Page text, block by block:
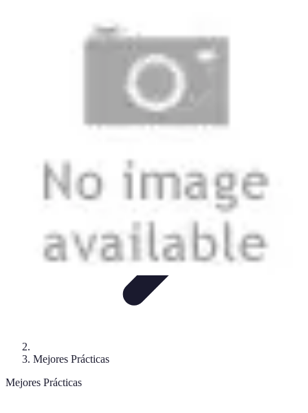
Plataformas de E-learningEstrategias de Aprendizaje
Educación VirtualHerramientas
Mejores Prácticas
Mejores Prácticas